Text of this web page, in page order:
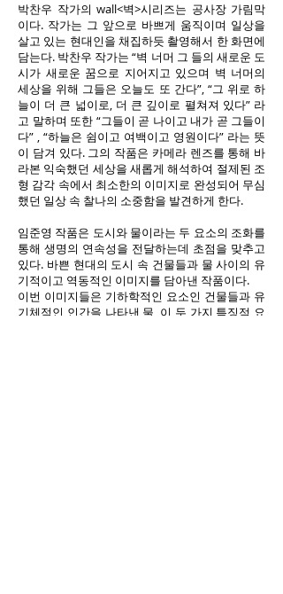
박찬우 작가의 wall<벽>시리즈는 공사장 가림막
이다. 작가는 그 앞으로 바쁘게 움직이며 일상을
살고 있는 현대인을 채집하듯 촬영해서 한 화면에
담는다. 박찬우 작가는 “벽 너머 그 들의 새로운 도
시가 새로운 꿈으로 지어지고 있으며 벽 너머의
세상을 위해 그들은 오늘도 또 간다”, “그 위로 하
늘이 더 큰 넓이로, 더 큰 깊이로 펼쳐져 있다” 라
고 말하며 또한 “그들이 곧 나이고 내가 곧 그들이
다” , “하늘은 쉼이고 여백이고 영원이다” 라는 뜻
이 담겨 있다. 그의 작품은 카메라 렌즈를 통해 바
라본 익숙했던 세상을 새롭게 해석하여 절제된 조
형 감각 속에서 최소한의 이미지로 완성되어 무심
했던 일상 속 찰나의 소중함을 발견하게 한다.
임준영 작품은 도시와 물이라는 두 요소의 조화를
통해 생명의 연속성을 전달하는데 초점을 맞추고
있다. 바쁜 현대의 도시 속 건물들과 물 사이의 유
기적이고 역동적인 이미지를 담아낸 작품이다.
이번 이미지들은 기하학적인 요소인 건물들과 유
기체적인 인간을 나타낸 물, 이 두 가지 특징적 요